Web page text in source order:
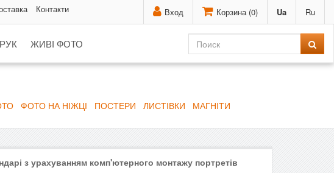
Вход Корзина (0) Ua Ru
Контакти
ЖИВІ ФОТО
ФОТО НА НІЖЦІ ПОСТЕРИ ЛИСТІВКИ
МАГНІТИ
з урахуванням комп'ютерного монтажу портретів